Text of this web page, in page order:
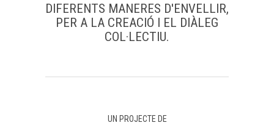
DIFERENTS MANERES D'ENVELLIR,
PER A LA CREACIÓ I EL DIÀLEG
COL·LECTIU.
UN PROJECTE DE